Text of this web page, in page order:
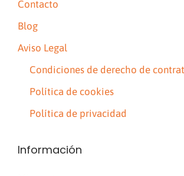
Contacto
Blog
Aviso Legal
Condiciones de derecho de
Política de cookies
Política de privacidad
Información